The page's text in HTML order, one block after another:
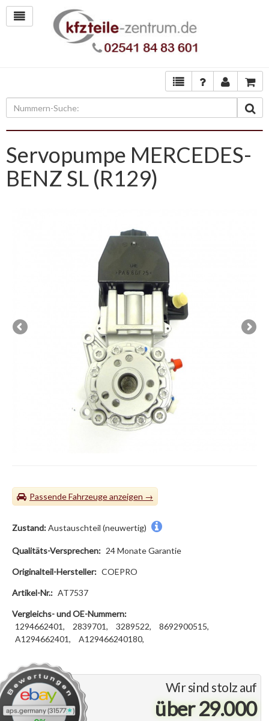
Servopumpe MERCEDES-
BENZ SL (R129)
Passende Fahrzeuge
Wir sind stolz auf
über 29.000
Zustand:Austauschteil (neuwertig)
Qualitäts-Versprechen: 24 Monate Garantie
Originalteil-Hersteller: COEPRO
Artikel-Nr.: AT7537
Vergleichs- und OE-Nummern:
1294662401,
2839701, 3289522,
8692900515,
A1294662401,
A129466240180,